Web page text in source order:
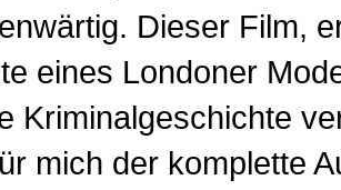
Dieser Film,
eines Londoner
Kriminalgeschichte
mich der komplette